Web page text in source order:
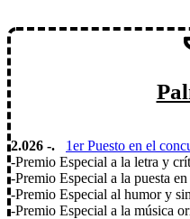
2.026 -.
1er Puesto en el
-Premio Especial a la letra y
-Premio Especial a la puesta en
-Premio Especial al humor y
-Premio Especial a la música